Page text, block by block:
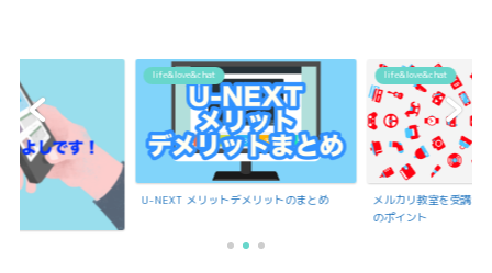
life&love&chat
U-NEXT メリットデメリットのまとめ
life&love&chat
メルカリ教室を受講で
のポイント